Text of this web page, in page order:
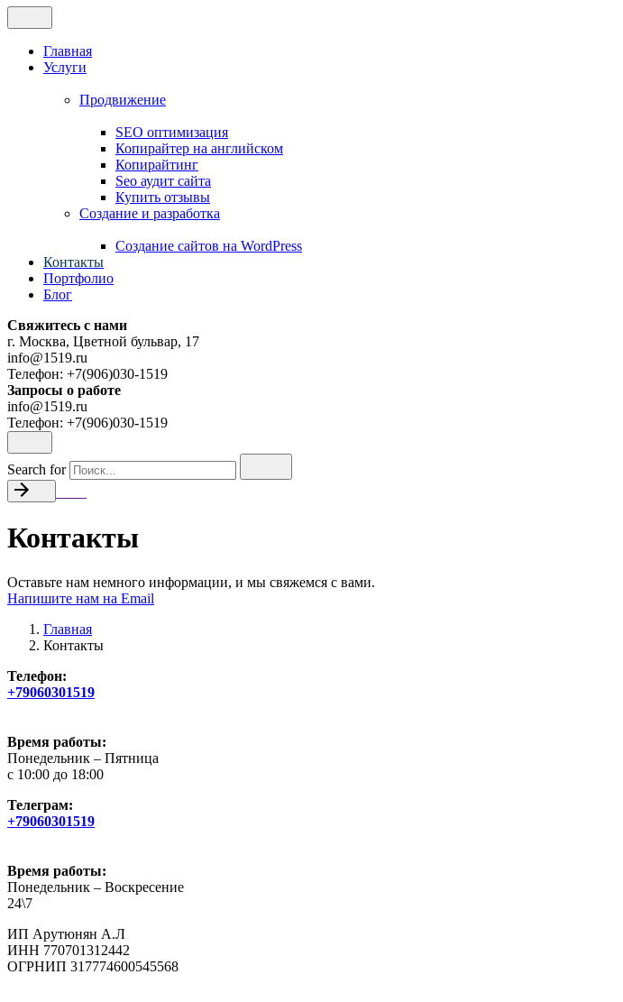
Главная
Услуги
Продвижение
SEO оптимизация
Копирайтер на английском
Копирайтинг
Seo аудит сайта
Купить отзывы
Создание и разработка
Cоздание сайтов на WordPress
Контакты
Портфолио
Блог
Свяжитесь с нами
г. Москва, Цветной бульвар, 17
info@1519.ru
Телефон: +7(906)030-1519
Запросы о работе
info@1519.ru
Телефон: +7(906)030-1519
Search for
Контакты
Оставьте нам немного информации, и мы свяжемся с вами.
Напишите нам на Email
Главная
Контакты
Телефон:
+79060301519
Время работы:
Понедельник – Пятница
с 10:00 до 18:00
Телеграм:
+79060301519
Время работы:
Понедельник – Воскресение
24\7
ИП Арутюнян А.Л
ИНН 770701312442
ОГРНИП 317774600545568